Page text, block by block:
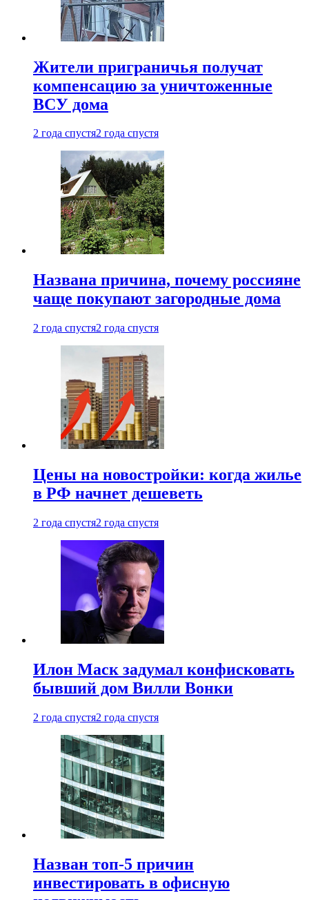
Жители приграничья получат
компенсацию за уничтоженные
ВСУ дома
2 года спустя2 года спустя
Названа причина, почему россияне
чаще покупают загородные дома
2 года спустя2 года спустя
Цены на новостройки: когда жилье
в РФ начнет дешеветь
2 года спустя2 года спустя
Илон Маск задумал конфисковать
бывший дом Вилли Вонки
2 года спустя2 года спустя
Назван топ-5 причин
инвестировать в офисную